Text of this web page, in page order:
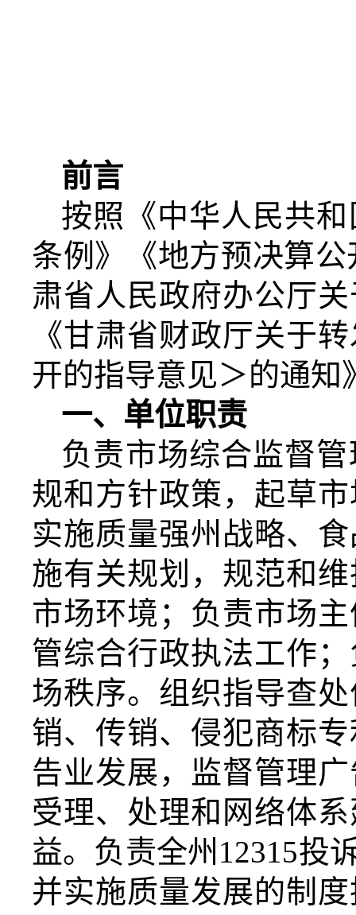
前言
按照《中华人民共
条例》《地方预决算
肃省人民政府办公厅
《甘肃省财政厅关于
开的指导意见＞的通知
一、单位职责
负责市场综合监督
规和方针政策，起草
实施质量强州战略、
施有关规划，规范和
市场环境；负责市场
管综合行政执法工作
场秩序。组织指导查
销、传销、侵犯商标
告业发展，监督管理
受理、处理和网络体
益。负责全州 12315投
并实施质量发展的制